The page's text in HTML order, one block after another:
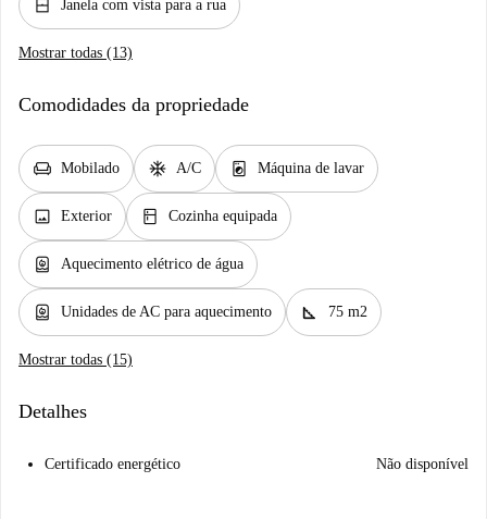
window_closed Janela com vista para a rua
Mostrar todas (13)
Comodidades da propriedade
chair Mobilado ac_unit A/C local_laundry_service Máquina de lavar
image Exterior kitchen Cozinha equipada
water_heater Aquecimento elétrico de água
water_heater Unidades de AC para aquecimento square_foot 75 m2
Mostrar todas (15)
Detalhes
Certificado energético Não disponível